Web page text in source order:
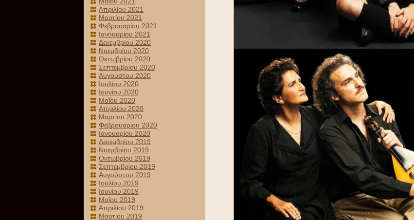
Απριλίου 2021
Μαρτίου 2021
Φεβρουαρίου 2021
Ιανουαρίου 2021
Δεκεμβρίου 2020
Νοεμβρίου 2020
Οκτωβρίου 2020
Σεπτεμβρίου 2020
Αυγούστου 2020
Ιουλίου 2020
Ιουνίου 2020
Μαΐου 2020
Απριλίου 2020
Μαρτίου 2020
Φεβρουαρίου 2020
Ιανουαρίου 2020
Δεκεμβρίου 2019
Νοεμβρίου 2019
Οκτωβρίου 2019
Σεπτεμβρίου 2019
Αυγούστου 2019
Ιουλίου 2019
Ιουνίου 2019
Μαΐου 2019
Απριλίου 2019
Μαρτίου 2019